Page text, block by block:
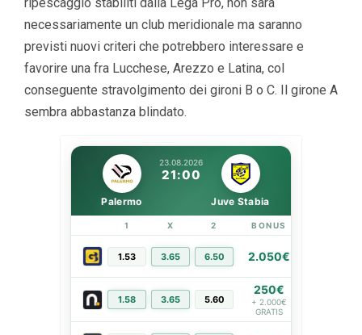
necessariamente un club meridionale ma saranno
previsti nuovi criteri che potrebbero interessare e
favorire una fra Lucchese, Arezzo e Latina, col
conseguente stravolgimento dei gironi B o C. Il girone A
sembra abbastanza blindato.
23.08.2026
21:00
Palermo Juve Stabia
1 X 2 BONUS
1.53 3.65 6.50 2.050€
1.58 3.65 5.60
250€
+ 2.000€
GRATIS